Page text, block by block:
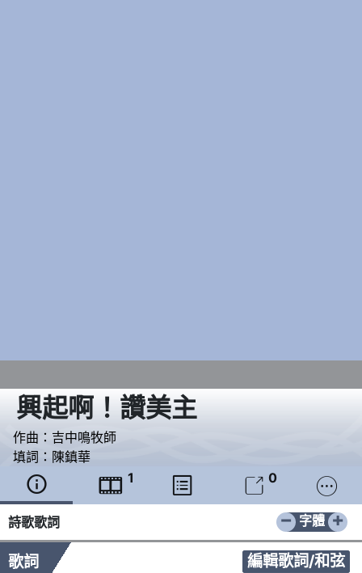
興起啊！讚美主
作曲： 吉中鳴牧師
填詞： 陳鎮華
  1   0 
詩歌歌詞 − +
字體
歌詞 編輯歌詞/和弦